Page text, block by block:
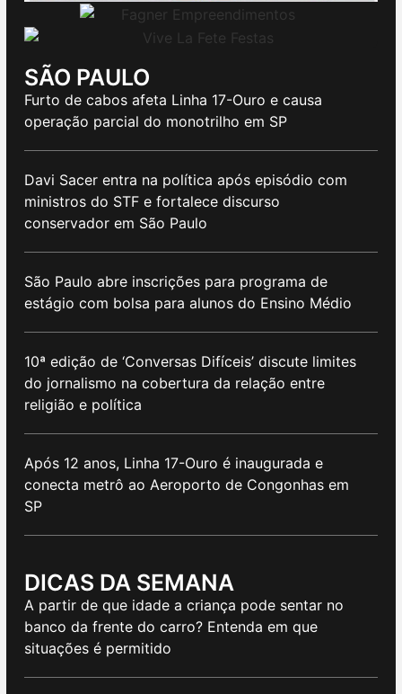
SÃO PAULO
Furto de cabos afeta Linha 17-Ouro e causa
operação parcial do monotrilho em SP
Davi Sacer entra na política após episódio com
ministros do STF e fortalece discurso
conservador em São Paulo
São Paulo abre inscrições para programa de
estágio com bolsa para alunos do Ensino Médio
10ª edição de ‘Conversas Difíceis’ discute limites
do jornalismo na cobertura da relação entre
religião e política
Após 12 anos, Linha 17-Ouro é inaugurada e
conecta metrô ao Aeroporto de Congonhas em
SP
DICAS DA SEMANA
A partir de que idade a criança pode sentar no
banco da frente do carro? Entenda em que
situações é permitido